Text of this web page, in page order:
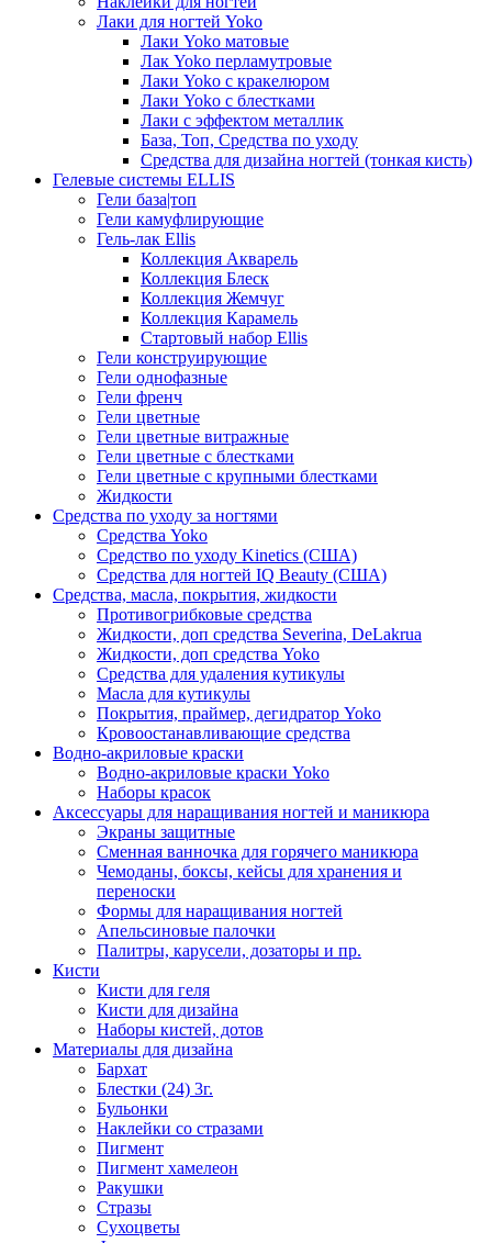
Лаки для ногтей Yoko
Лаки Yoko матовые
Лак Yoko перламутровые
Лаки Yoko с кракелюром
Лаки Yoko с блестками
Лаки с эффектом металлик
База, Топ, Средства по уходу
Средства для дизайна ногтей (тонкая кисть)
Гелевые системы ELLIS
Гели база|топ
Гели камуфлирующие
Гель-лак Ellis
Коллекция Акварель
Коллекция Блеск
Коллекция Жемчуг
Коллекция Карамель
Стартовый набор Ellis
Гели конструирующие
Гели однофазные
Гели френч
Гели цветные
Гели цветные витражные
Гели цветные с блестками
Гели цветные с крупными блестками
Жидкости
Средства по уходу за ногтями
Средства Yoko
Средство по уходу Kinetics (США)
Средства для ногтей IQ Beauty (США)
Средства, масла, покрытия, жидкости
Противогрибковые средства
Жидкости, доп средства Severina, DeLakrua
Жидкости, доп средства Yoko
Средства для удаления кутикулы
Масла для кутикулы
Покрытия, праймер, дегидратор Yoko
Кровоостанавливающие средства
Водно-акриловые краски
Водно-акриловые краски Yoko
Наборы красок
Аксессуары для наращивания ногтей и маникюра
Экраны защитные
Сменная ванночка для горячего маникюра
Чемоданы, боксы, кейсы для хранения и
переноски
Формы для наращивания ногтей
Апельсиновые палочки
Палитры, карусели, дозаторы и пр.
Кисти
Кисти для геля
Кисти для дизайна
Наборы кистей, дотов
Материалы для дизайна
Бархат
Блестки (24) 3г.
Бульонки
Наклейки со стразами
Пигмент
Пигмент хамелеон
Ракушки
Стразы
Сухоцветы